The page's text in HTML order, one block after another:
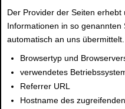
Der Provider der Seiten
Informationen in so
automatisch an uns
Browsertyp und
verwendetes
Referrer URL
Hostname des